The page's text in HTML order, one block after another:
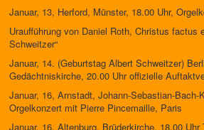
Januar, 13, Herford, Münster, 18.00 Uhr,
Uraufführung von Daniel Roth, Christus
Schweitzer“
Januar, 14. (Geburtstag Albert Schweitzer)
Gedächtniskirche, 20.00 Uhr offizielle
Januar, 16, Arnstadt, Johann-Sebastian-Bach-
Orgelkonzert mit Pierre Pincemaille, Paris
Januar, 16, Altenburg, Brüderkirche, 18.00 Uhr